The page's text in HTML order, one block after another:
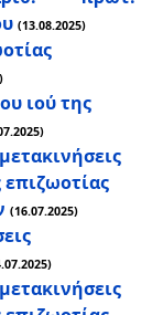
(13.08.2025)
ιού της
(16.07.2025)